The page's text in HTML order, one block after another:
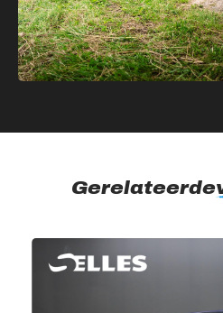
Gerelateerde